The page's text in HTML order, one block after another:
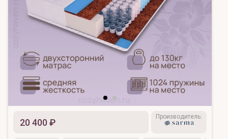
20 400 ₽
Производитель: